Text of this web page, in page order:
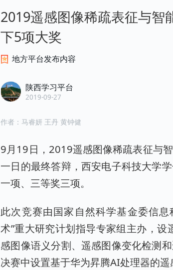
2019遥感图像稀疏表征与智
下5项大奖
地方平台发布内容
陕西学习平台
2019-09-27
作者： 马睿妍 王丹 黄钟健
9月19日，2019遥感图像稀疏表征与
一日的最终答辩，西安电子科技大学
一项、三等奖三项。
此次竞赛由国家自然科学基金委信
术”重大研究计划指导专家组主办，
感图像语义分割、遥感图像变化检测
决赛中设置基于华为昇腾AI处理器的遥